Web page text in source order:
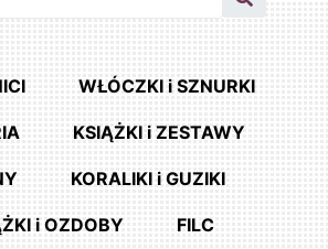
WŁÓCZKI i SZNURKI
KSIĄŻKI i ZESTAWY
KORALIKI i GUZIKI
i OZDOBY FILC